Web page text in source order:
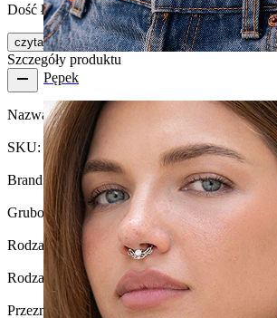
Pępek
Dość łatwe
czytaj więcej
Szczegóły produktu
Nazwa:Banan z oksydowanym nietoperzem
SKU:Banana-23
Brand: Bodymod Moments
Grubość gwintu:1.2 mm
Rodzaj zapięcia: Gwint zewnętrzny
Rodzaj biżuterii: Sztanga
Przeznaczenie: Rook, Brew, Daith